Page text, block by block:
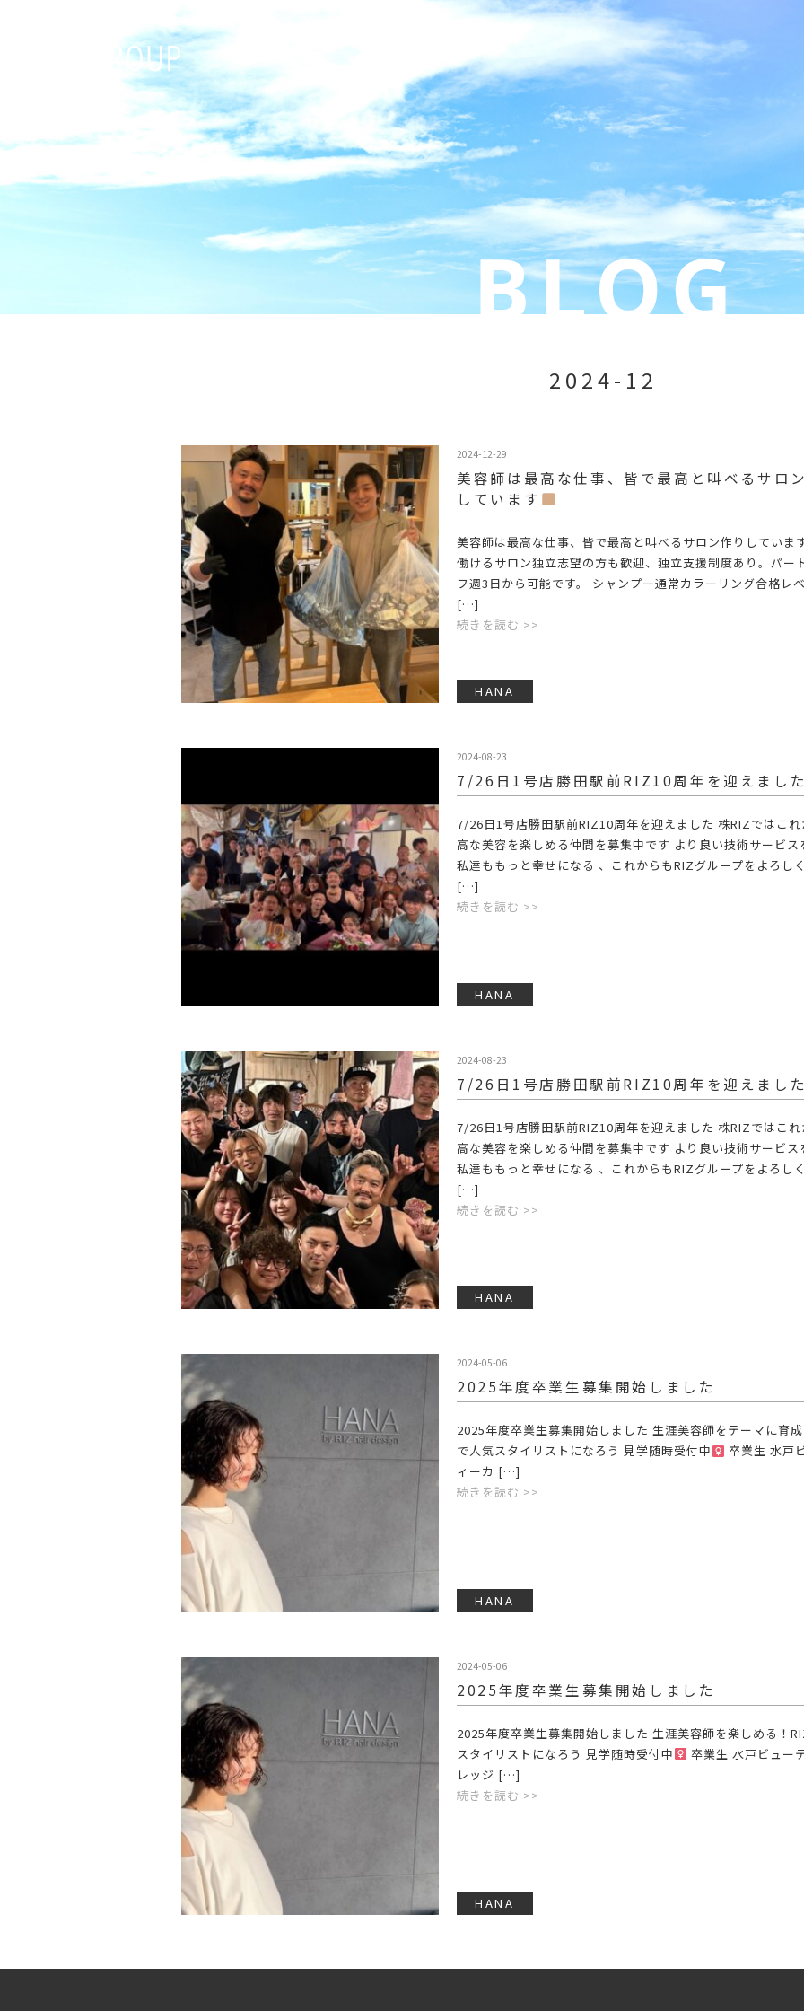
2024-12
2024-12-29
美容師は最高な仕事、皆で最高と叫べるサロ
しています
美容師は最高な仕事、皆で最高と叫べるサロン作りしていま
働けるサロン独立志望の方も歓迎、独立支援制度あり。パー
フ週3日から可能です。 シャンプー通常カラーリング合格レ
[…]
続きを読む >>
HANA
2024-08-23
7/26日1号店勝田駅前RIZ10周年を迎えました️
7/26日1号店勝田駅前RIZ10周年を迎えました️ 株RIZではこれ
高な美容を楽しめる仲間を募集中です より良い技術サービス
私達ももっと幸せになる 、これからもRIZグループをよろし
[…]
続きを読む >>
HANA
2024-08-23
7/26日1号店勝田駅前RIZ10周年を迎えました️
7/26日1号店勝田駅前RIZ10周年を迎えました️ 株RIZではこれ
高な美容を楽しめる仲間を募集中です より良い技術サービス
私達ももっと幸せになる 、これからもRIZグループをよろし
[…]
続きを読む >>
HANA
2024-05-06
2025年度卒業生募集開始しました️
2025年度卒業生募集開始しました 生涯美容師をテーマに育
で人気スタイリストになろう 見学随時受付中‍
卒業生 水戸
ィーカ […]
続きを読む >>
HANA
2024-05-06
2025年度卒業生募集開始しました️
2025年度卒業生募集開始しました 生涯美容師を楽しめる！
スタイリストになろう 見学随時受付中‍
卒業生 水戸ビュー
レッジ […]
続きを読む >>
HANA